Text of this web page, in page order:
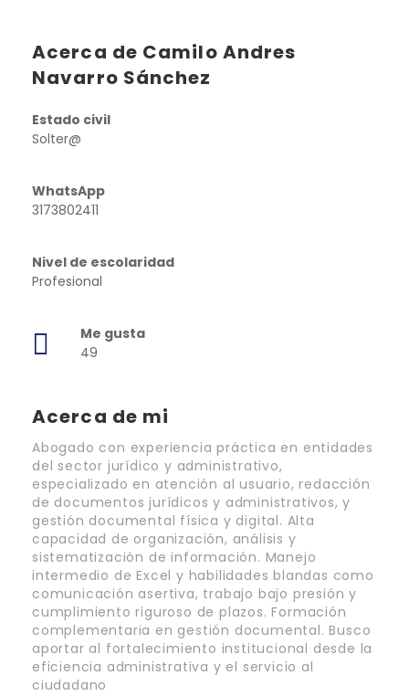
Acerca de Camilo Andres
Navarro Sánchez
Estado civil
Solter@
WhatsApp
3173802411
Nivel de escolaridad
Profesional
Me gusta
49
Acerca de mi
Abogado con experiencia práctica en entidades
del sector jurídico y administrativo,
especializado en atención al usuario, redacción
de documentos jurídicos y administrativos, y
gestión documental física y digital. Alta
capacidad de organización, análisis y
sistematización de información. Manejo
intermedio de Excel y habilidades blandas como
comunicación asertiva, trabajo bajo presión y
cumplimiento riguroso de plazos. Formación
complementaria en gestión documental. Busco
aportar al fortalecimiento institucional desde la
eficiencia administrativa y el servicio al
ciudadano